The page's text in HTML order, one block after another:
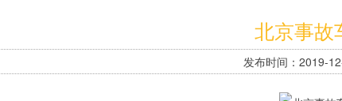
北京事故
发布时间：2019-